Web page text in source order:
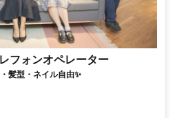
フォンオペレーター
髪型・ネイル自由✨